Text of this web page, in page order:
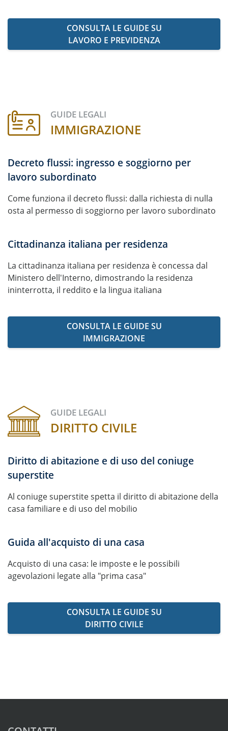
CONSULTA LE GUIDE SU
LAVORO E PREVIDENZA
GUIDE LEGALI
IMMIGRAZIONE
Decreto flussi: ingresso e soggiorno per
lavoro subordinato
Come funziona il decreto flussi: dalla richiesta di nulla
osta al permesso di soggiorno per lavoro subordinato
Cittadinanza italiana per residenza
La cittadinanza italiana per residenza è concessa dal
Ministero dell'Interno, dimostrando la residenza
ininterrotta, il reddito e la lingua italiana
CONSULTA LE GUIDE SU
IMMIGRAZIONE
GUIDE LEGALI
DIRITTO CIVILE
Diritto di abitazione e di uso del coniuge
superstite
Al coniuge superstite spetta il diritto di abitazione della
casa familiare e di uso del mobilio
Guida all'acquisto di una casa
Acquisto di una casa: le imposte e le possibili
agevolazioni legate alla "prima casa"
CONSULTA LE GUIDE SU
DIRITTO CIVILE